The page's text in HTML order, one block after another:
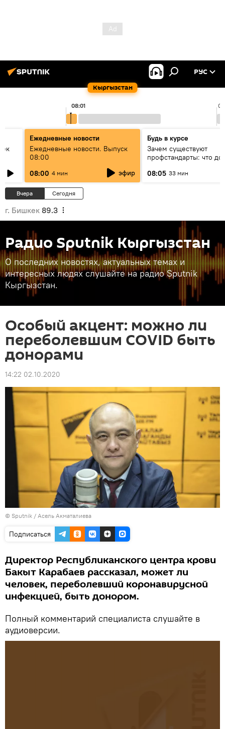
Кыргызстан
РУС
08:01
Ежедневные новости
Ежедневные новости. Выпуск
08:00
08:00 4 мин эфир
Будь в курсе
Зачем существуют
профстандарты: что
своей профессии
08:05 33 мин
Вчера Сегодня
г. Бишкек 89.3
Радио Sputnik Кыргызстан
О последних новостях, актуальных темах и
интересных людях слушайте на радио Sputnik
Кыргызстан.
Особый акцент: можно ли
переболевшим COVID быть
донорами
14:22 02.10.2020
© Sputnik / Асель Акматалиева
Подписаться
Директор Республиканского центра крови
Бакыт Карабаев рассказал, может ли
человек, переболевший коронавирусной
инфекцией, быть донором.
Полный комментарий специалиста слушайте в
аудиоверсии.